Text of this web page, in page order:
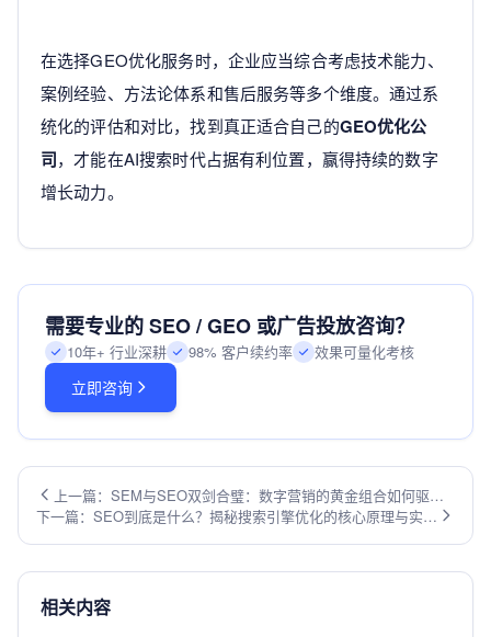
在选择GEO优化服务时，企业应当综合考虑技术能力、
案例经验、方法论体系和售后服务等多个维度。通过系
统化的评估和对比，找到真正适合自己的GEO优化公
司，才能在AI搜索时代占据有利位置，赢得持续的数字
增长动力。
需要专业的 SEO / GEO 或广告投放咨询？
10年+ 行业深耕 98% 客户续约率 效果可量化考核
立即咨询
上一篇：SEM与SEO双剑合璧：数字营销的黄金组合如何驱动
业务增长
下一篇：SEO到底是什么？揭秘搜索引擎优化的核心原理与实战
相关内容